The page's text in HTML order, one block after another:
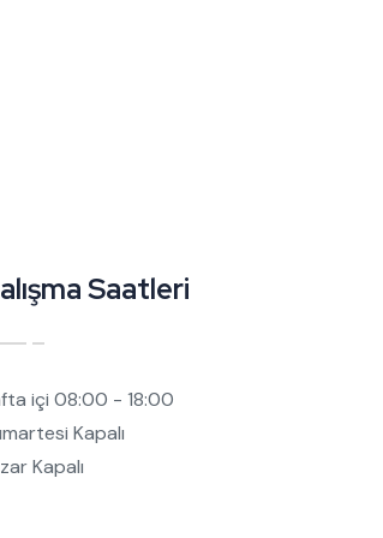
Saatleri
içi 08:00 - 18:00
Kapalı
Kapalı